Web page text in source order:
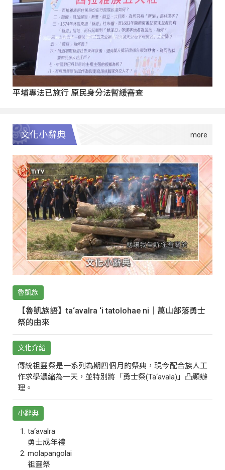
平埔專法已施行 原民身分法暫緩審查
文化小辭典
魯凱族
【魯凱族語】ta‘avalra ‘i tatolohae ni｜萬山部落勇士
祭的由來
文化介紹
傳統祖靈祭是一系列為期四個月的祭典，現今配合族人工
作求學濃縮為一天，並特別將「勇士祭(Ta‘avala)」凸顯辦
理。
小辭典
ta‘avalra
勇士成年禮
molapangolai
祖靈祭